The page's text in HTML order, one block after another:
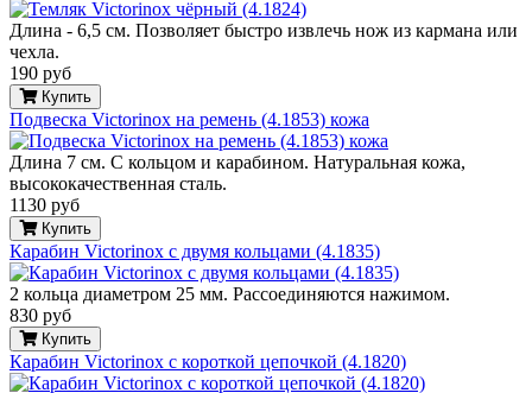
Длина - 6,5 см. Позволяет быстро извлечь нож из кармана или
чехла.
190 руб
Купить
Подвеска Victorinox на ремень (4.1853) кожа
Длина 7 см. С кольцом и карабином. Натуральная кожа,
высококачественная сталь.
1130 руб
Купить
Карабин Victorinox с двумя кольцами (4.1835)
2 кольца диаметром 25 мм. Рассоединяются нажимом.
830 руб
Купить
Карабин Victorinox с короткой цепочкой (4.1820)